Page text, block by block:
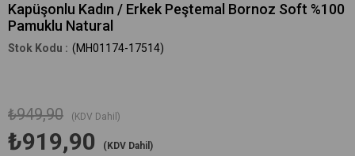
Kapüşonlu Kadın / Erkek Peştemal Bornoz Soft %100
Pamuklu Natural
(MH01174-17514)
₺949,90 (KDV Dahil)
₺919,90 (KDV Dahil)